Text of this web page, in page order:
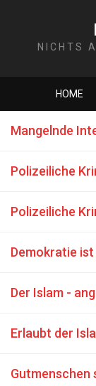
NICHTS
HOME
Demokratie
Der Islam -
Erlaubt der
Gutmenschen